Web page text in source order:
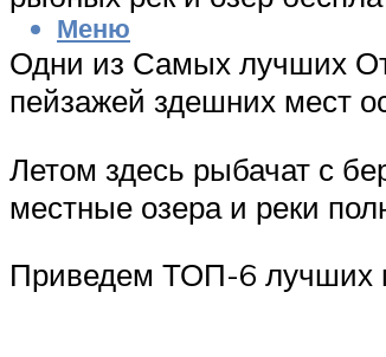
Меню
Одни из Самых лучших
пейзажей здешних мест
Летом здесь рыбачат с
местные озера и реки
Приведем ТОП-6 лучших